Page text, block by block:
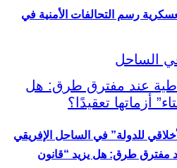
للدولة” في الساحل الإفريقي
رسم التحالفات الأمنية في
مفترق طرق: هل يزيد “قانون